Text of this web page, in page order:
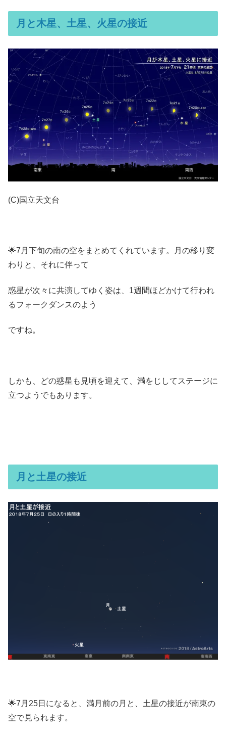
月と木星、土星、火星の接近
(C)国立天文台
🌟7月下旬の南の空をまとめてくれています。月の移り変
わりと、それに伴って
惑星が次々に共演してゆく姿は、1週間ほどかけて行われ
るフォークダンスのよう
ですね。
しかも、どの惑星も見頃を迎えて、満をじしてステージに
立つようでもあります。
月と土星の接近
🌟7月25日になると、満月前の月と、土星の接近が南東の
空で見られます。